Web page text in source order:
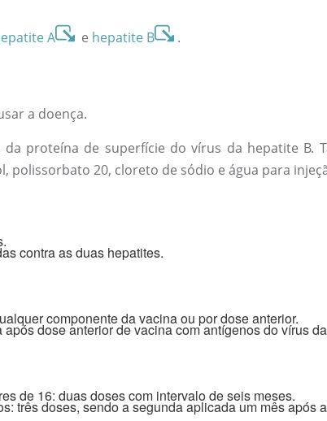
A e hepatite B .
a doença.
proteína de superfície do vírus da hepatite B.
20, cloreto de sódio e água para
contra as duas hepatites.
componente da vacina ou por dose anterior.
dose anterior de vacina com antígenos do vírus
de 16: duas doses com intervalo de seis meses.
três doses, sendo a segunda aplicada um mês após